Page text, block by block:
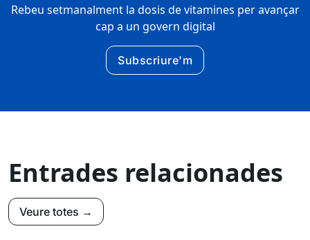
Rebeu setmanalment la dosis de vitamines per avançar
cap a un govern digital
Subscriure'm
Entrades relacionades
Veure totes →